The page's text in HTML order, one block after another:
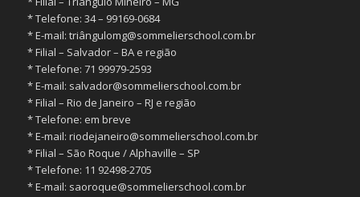
* ⁠Telefone: 34 – 99169-0684
* ⁠E-mail: triângulomg@sommelierschool.com.br
* ⁠Filial – Salvador – BA e região
* ⁠Telefone: 71 99979-2593
* ⁠E-mail: salvador@sommelierschool.com.br
* ⁠Filial – Rio de Janeiro – RJ e região
* ⁠Telefone: em breve
* ⁠E-mail: riodejaneiro@sommelierschool.com.br
* ⁠Filial – São Roque / Alphaville – SP
* ⁠Telefone: 11 92498-2705
* ⁠E-mail: saoroque@sommelierschool.com.br